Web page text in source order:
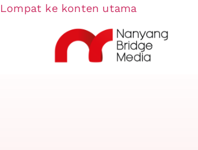
Lompat ke konten utama